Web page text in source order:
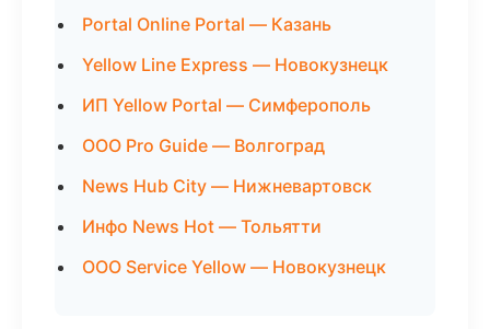
Portal Online Portal — Казань
Yellow Line Express — Новокузнецк
ИП Yellow Portal — Симферополь
ООО Pro Guide — Волгоград
News Hub City — Нижневартовск
Инфо News Hot — Тольятти
ООО Service Yellow — Новокузнецк